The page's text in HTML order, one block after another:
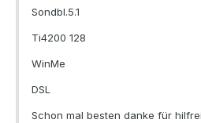
Sondbl.5.1
Ti4200 128
WinMe
DSL
Schon mal besten danke für